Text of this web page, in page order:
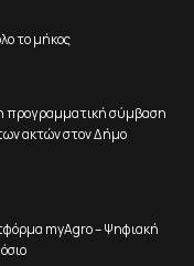
το μήκος
προγραμματική σύμβαση
ακτών στον Δήμο
myAgro – Ψηφιακή